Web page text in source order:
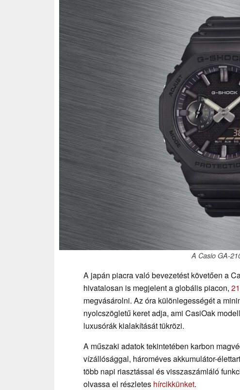
A Casio GA-
A japán piacra való bevezetést követően a
hivatalosan is megjelent a globális piacon,
megvásárolni. Az óra különlegességét a
nyolcszögletű keret adja, ami CasiOak
luxusórák kialakítását tükrözi.
A műszaki adatok tekintetében karbon
vízállósággal, hároméves akkumulátor-
több napi riasztással és visszaszámláló
olvassa el részletes hírcikkünket.